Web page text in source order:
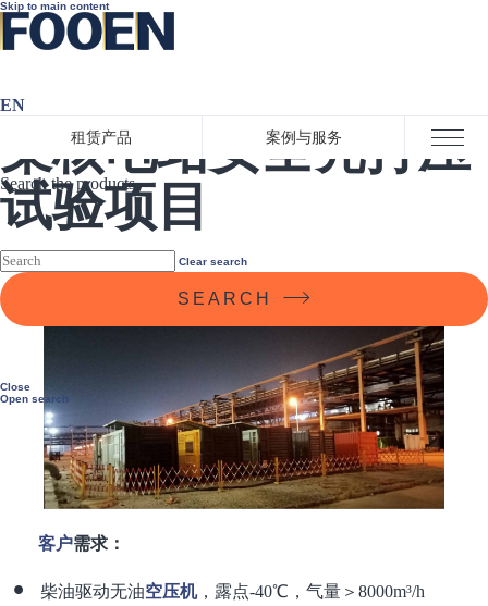
Skip to main content
租赁产品 案例与服务
Close menu
EN
Search the products
Clear search
SEARCH
Close
Open search
某核电站安全壳打压
试验项目
客户需求：
柴油驱动无油空压机，露点-40℃，气量＞8000m³/h